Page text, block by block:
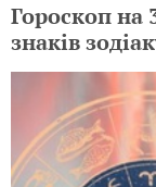
Гороскоп на
знаків